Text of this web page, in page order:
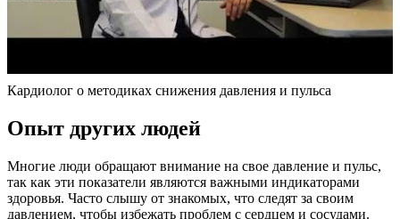
Кардиолог о методиках снижения давления и пульса
Опыт других людей
Многие люди обращают внимание на свое давление и пульс,
так как эти показатели являются важными индикаторами
здоровья. Часто слышу от знакомых, что следят за своим
давлением, чтобы избежать проблем с сердцем и сосудами.